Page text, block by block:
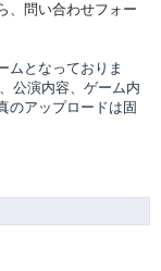
、問い合わせフォー
ムとなっておりま
公演内容、 ゲーム内
のアップロードは固